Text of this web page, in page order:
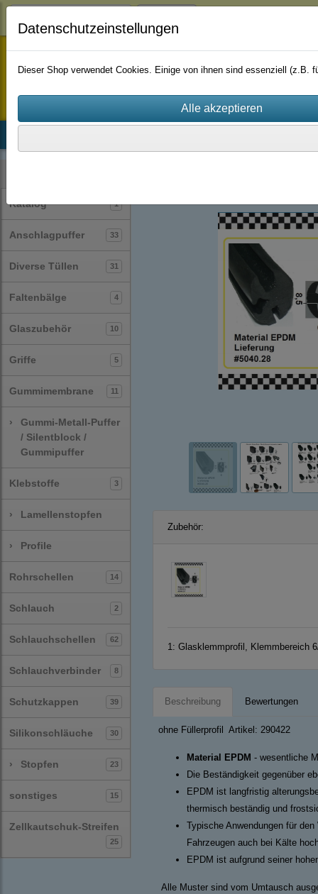
staufenbiel-berlin
Katalog 1
Anschlagpuffer 33
Diverse Tüllen 31
Faltenbälge 4
Glaszubehör 10
Griffe 5
Gummimembrane 11
›
Gummi-Metall-Puffer
/ Silentblock /
Gummipuffer
Klebstoffe 3
› Lamellenstopfen
› Profile
Rohrschellen 14
Schlauch 2
Schlauchschellen 62
Schlauchverbinder 8
Schutzkappen 39
Silikonschläuche 30
› Stopfen 23
sonstiges 15
Zellkautschuk-Streifen
25
Zubehör:
1: Glasklemmprofil, Klemmbereich
Beschreibung Bewertungen
ohne Füllerprofil Artikel: 290422
Material EPDM - wesentliche
Die Beständigkeit gegenüber
EPDM ist langfristig
thermisch beständig und
Typische Anwendungen für
Fahrzeugen auch bei Kälte
EPDM ist aufgrund seiner
Alle Muster sind vom Umtausch
Datenschutzeinstellungen
Dieser Shop verwendet Cookies. Einige von ihnen sind essenziell (z.B.